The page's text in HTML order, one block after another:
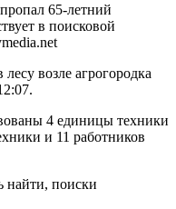
65-летний
в поисковой
возле агрогородка
4 единицы техники
и 11 работников
найти, поиски